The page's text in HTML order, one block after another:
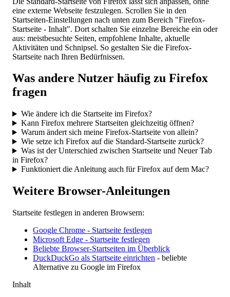
eine externe Webseite festzulegen. Scrollen Sie in den
Startseiten-Einstellungen nach unten zum Bereich "Firefox-
Startseite - Inhalt". Dort schalten Sie einzelne Bereiche ein oder
aus: meistbesuchte Seiten, empfohlene Inhalte, aktuelle
Aktivitäten und Schnipsel. So gestalten Sie die Firefox-
Startseite nach Ihren Bedürfnissen.
Was andere Nutzer häufig zu Firefox
fragen
Wie ändere ich die Startseite im Firefox?
Kann Firefox mehrere Startseiten gleichzeitig öffnen?
Warum ändert sich meine Firefox-Startseite von allein?
Wie setze ich Firefox auf die Standard-Startseite zurück?
Was ist der Unterschied zwischen Startseite und Neuer Tab
in Firefox?
Funktioniert die Anleitung auch für Firefox auf dem Mac?
Weitere Browser-Anleitungen
Startseite festlegen in anderen Browsern:
Google Chrome - Startseite festlegen
Microsoft Edge - Startseite festlegen
Beliebte Browser-Startseiten im Überblick
DuckDuckGo als Startseite einrichten - beliebte
Alternative zu Google im Firefox
Inhalt